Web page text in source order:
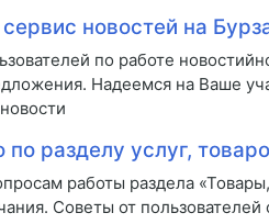
новостей на
по работе
Надеемся на Ваше
разделу услуг,
работы раздела
Советы от